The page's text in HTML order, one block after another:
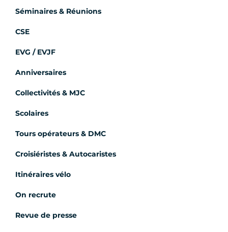
Séminaires & Réunions
CSE
EVG / EVJF
Anniversaires
Collectivités & MJC
Scolaires
Tours opérateurs & DMC
Croisiéristes & Autocaristes
Itinéraires vélo
On recrute
Revue de presse